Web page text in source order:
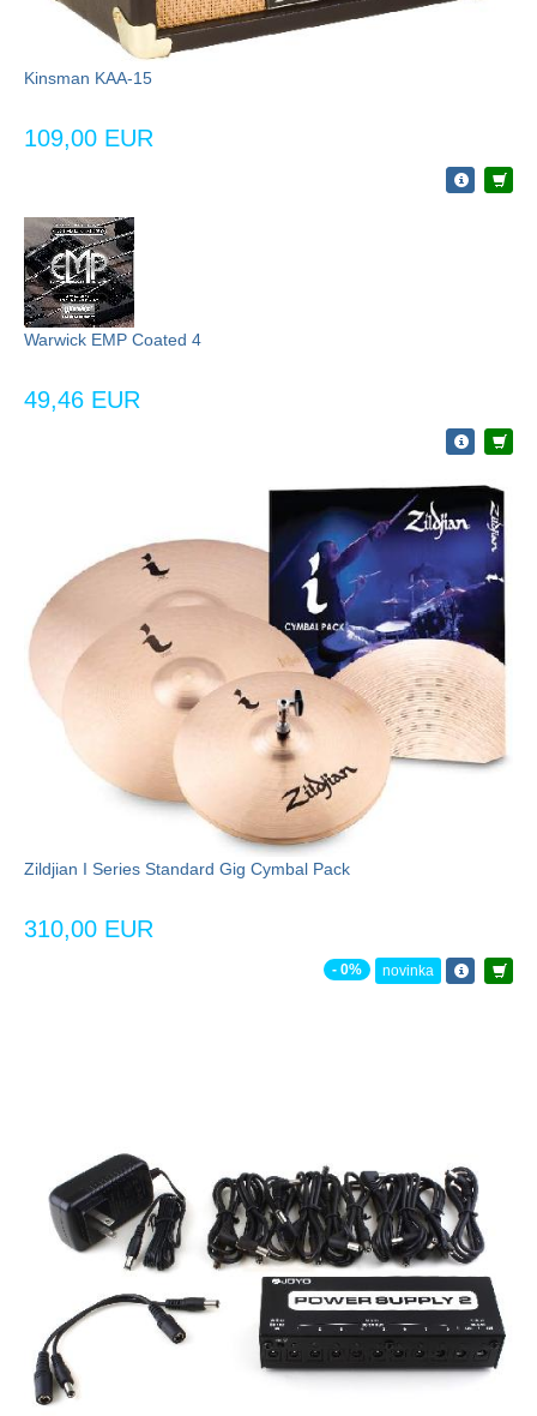
Kinsman KAA-15
109,00 EUR
Warwick EMP Coated 4
49,46 EUR
Zildjian I Series Standard Gig Cymbal Pack
310,00 EUR
- 0% novinka